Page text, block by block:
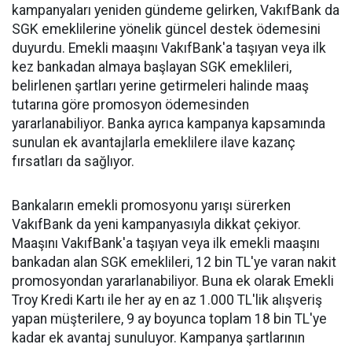
kampanyaları yeniden gündeme gelirken, VakıfBank da
SGK emeklilerine yönelik güncel destek ödemesini
duyurdu. Emekli maaşını VakıfBank'a taşıyan veya ilk
kez bankadan almaya başlayan SGK emeklileri,
belirlenen şartları yerine getirmeleri halinde maaş
tutarına göre promosyon ödemesinden
yararlanabiliyor. Banka ayrıca kampanya kapsamında
sunulan ek avantajlarla emeklilere ilave kazanç
fırsatları da sağlıyor.
Bankaların emekli promosyonu yarışı sürerken
VakıfBank da yeni kampanyasıyla dikkat çekiyor.
Maaşını VakıfBank'a taşıyan veya ilk emekli maaşını
bankadan alan SGK emeklileri, 12 bin TL'ye varan nakit
promosyondan yararlanabiliyor. Buna ek olarak Emekli
Troy Kredi Kartı ile her ay en az 1.000 TL'lik alışveriş
yapan müşterilere, 9 ay boyunca toplam 18 bin TL'ye
kadar ek avantaj sunuluyor. Kampanya şartlarının